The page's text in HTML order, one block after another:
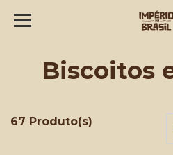
Biscoitos
67 Produto(s)